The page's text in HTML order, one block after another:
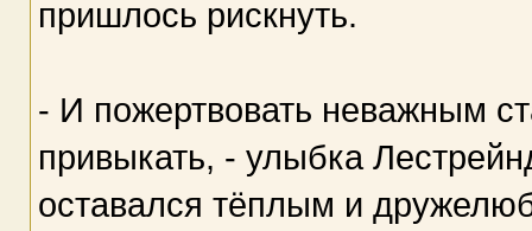
пришлось рискнуть.
- И пожертвовать неважным
привыкать, - улыбка
оставался тёплым и